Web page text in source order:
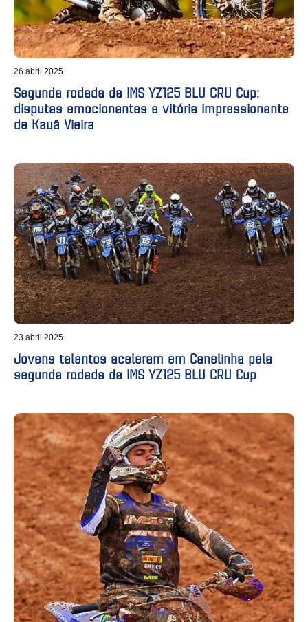
26 abril 2025
Segunda rodada da IMS YZ125 BLU CRU Cup:
disputas emocionantes e vitória impressionante
de Kauã Vieira
23 abril 2025
Jovens talentos aceleram em Canelinha pela
segunda rodada da IMS YZ125 BLU CRU Cup